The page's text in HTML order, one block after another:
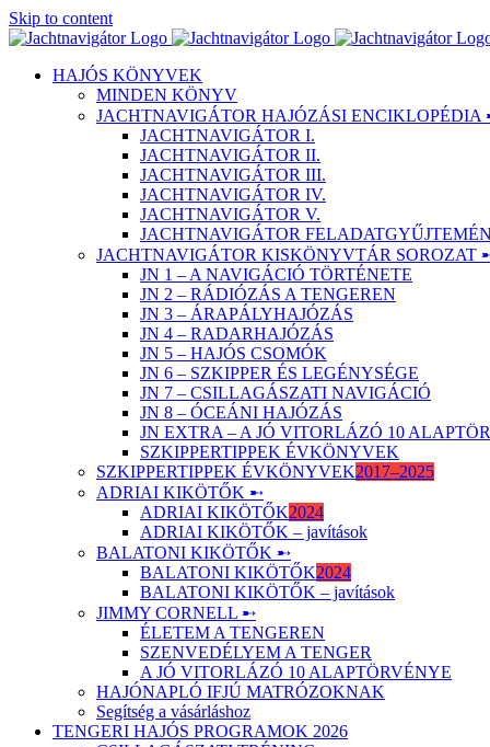
Skip to content
HAJÓS KÖNYVEK
MINDEN KÖNYV
JACHTNAVIGÁTOR HAJÓZÁSI ENCIKLOPÉDIA
JACHTNAVIGÁTOR I.
JACHTNAVIGÁTOR II.
JACHTNAVIGÁTOR III.
JACHTNAVIGÁTOR IV.
JACHTNAVIGÁTOR V.
JACHTNAVIGÁTOR
JACHTNAVIGÁTOR KISKÖNYVTÁR SOROZAT
JN 1 – A NAVIGÁCIÓ TÖRTÉNETE
JN 2 – RÁDIÓZÁS A TENGEREN
JN 3 – ÁRAPÁLYHAJÓZÁS
JN 4 – RADARHAJÓZÁS
JN 5 – HAJÓS CSOMÓK
JN 6 – SZKIPPER ÉS LEGÉNYSÉGE
JN 7 – CSILLAGÁSZATI NAVIGÁCIÓ
JN 8 – ÓCEÁNI HAJÓZÁS
JN EXTRA – A JÓ VITORLÁZÓ 10
SZKIPPERTIPPEK ÉVKÖNYVEK
SZKIPPERTIPPEK ÉVKÖNYVEK2017–2025
ADRIAI KIKÖTŐK ➸
ADRIAI KIKÖTŐK2024
ADRIAI KIKÖTŐK – javítások
BALATONI KIKÖTŐK ➸
BALATONI KIKÖTŐK2024
BALATONI KIKÖTŐK – javítások
JIMMY CORNELL ➸
ÉLETEM A TENGEREN
SZENVEDÉLYEM A TENGER
A JÓ VITORLÁZÓ 10 ALAPTÖRVÉNYE
HAJÓNAPLÓ IFJÚ MATRÓZOKNAK
Segítség a vásárláshoz
TENGERI HAJÓS PROGRAMOK 2026